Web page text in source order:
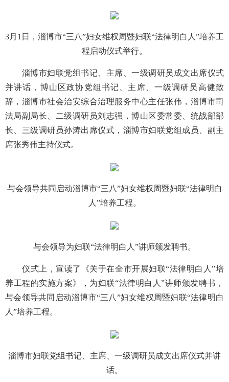
3月1日，淄博市“三八”妇女维权周暨妇联“法律明白人”培养工
程启动仪式举行。
淄博市妇联党组书记、主席、一级调研员成文出席仪式
并讲话，博山区政协党组书记、主席、一级调研员高健致
辞，淄博市社会治安综合治理服务中心主任张伟，淄博市司
法局副局长、二级调研员刘志强，博山区委常委、统战部部
长、三级调研员孙涛出席仪式，淄博市妇联党组成员、副主
席张秀伟主持仪式。
与会领导共同启动淄博市“三八”妇女维权周暨妇联“法律明白
人”培养工程。
与会领导为妇联“法律明白人”讲师颁发聘书。
仪式上，宣读了《关于在全市开展妇联“法律明白人”培
养工程的实施方案》，为妇联“法律明白人”讲师颁发聘书，
与会领导共同启动淄博市“三八”妇女维权周暨妇联“法律明白
人”培养工程。
淄博市妇联党组书记、主席、一级调研员成文出席仪式并讲
话。